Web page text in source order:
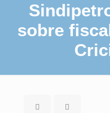
sobre